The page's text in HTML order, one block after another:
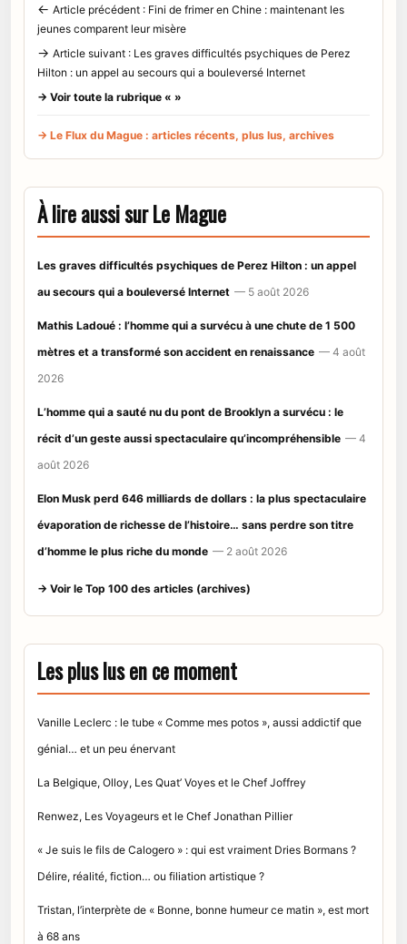
← Article précédent : Fini de frimer en Chine : maintenant les
jeunes comparent leur misère
→ Article suivant : Les graves difficultés psychiques de Perez
Hilton : un appel au secours qui a bouleversé Internet
→ Voir toute la rubrique « »
→ Le Flux du Mague : articles récents, plus lus, archives
À lire aussi sur Le Mague
Les graves difficultés psychiques de Perez Hilton : un appel
au secours qui a bouleversé Internet — 5 août 2026
Mathis Ladoué : l’homme qui a survécu à une chute de 1 500
mètres et a transformé son accident en renaissance — 4 août
2026
L’homme qui a sauté nu du pont de Brooklyn a survécu : le
récit d’un geste aussi spectaculaire qu’incompréhensible — 4
août 2026
Elon Musk perd 646 milliards de dollars : la plus spectaculaire
évaporation de richesse de l’histoire… sans perdre son titre
d’homme le plus riche du monde — 2 août 2026
→ Voir le Top 100 des articles (archives)
Les plus lus en ce moment
Vanille Leclerc : le tube « Comme mes potos », aussi addictif que
génial… et un peu énervant
La Belgique, Olloy, Les Quat’ Voyes et le Chef Joffrey
Renwez, Les Voyageurs et le Chef Jonathan Pillier
« Je suis le fils de Calogero » : qui est vraiment Dries Bormans ?
Délire, réalité, fiction… ou filiation artistique ?
Tristan, l’interprète de « Bonne, bonne humeur ce matin », est mort
à 68 ans